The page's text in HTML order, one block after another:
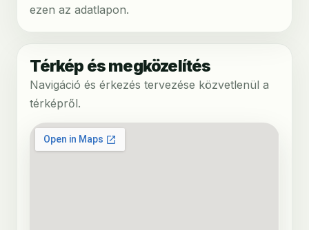
ezen az adatlapon.
Térkép és megközelítés
Navigáció és érkezés tervezése közvetlenül a
térképről.